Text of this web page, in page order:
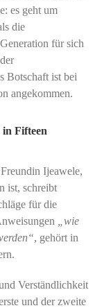
es geht um
die
für sich
Botschaft ist bei
angekommen.
Fifteen
Ijeawele,
ist, schreibt
für die
„wie
, gehört in
Verständlichkeit
und der zweite